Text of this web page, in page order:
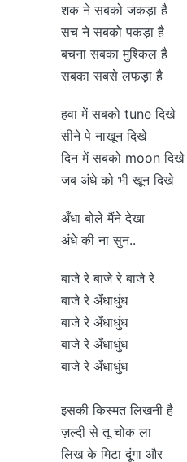
शक ने सबको जकड़ा है
सच ने सबको पकड़ा है
बचना सबका मुश्किल है
सबका सबसे लफड़ा है
हवा में सबको tune दिखे
सीने पे नाखून दिखे
दिन में सबको moon दिखे
जब अंधे को भी खून दिखे
अँधा बोले मैंने देखा
अंधे की ना सुन..
बाजे रे बाजे रे बाजे रे
बाजे रे अँधाधुंध
बाजे रे अँधाधुंध
बाजे रे अँधाधुंध
बाजे रे अँधाधुंध
इसकी किस्मत लिखनी है
ज़ल्दी से तू चोक ला
लिख के मिटा दूंगा और